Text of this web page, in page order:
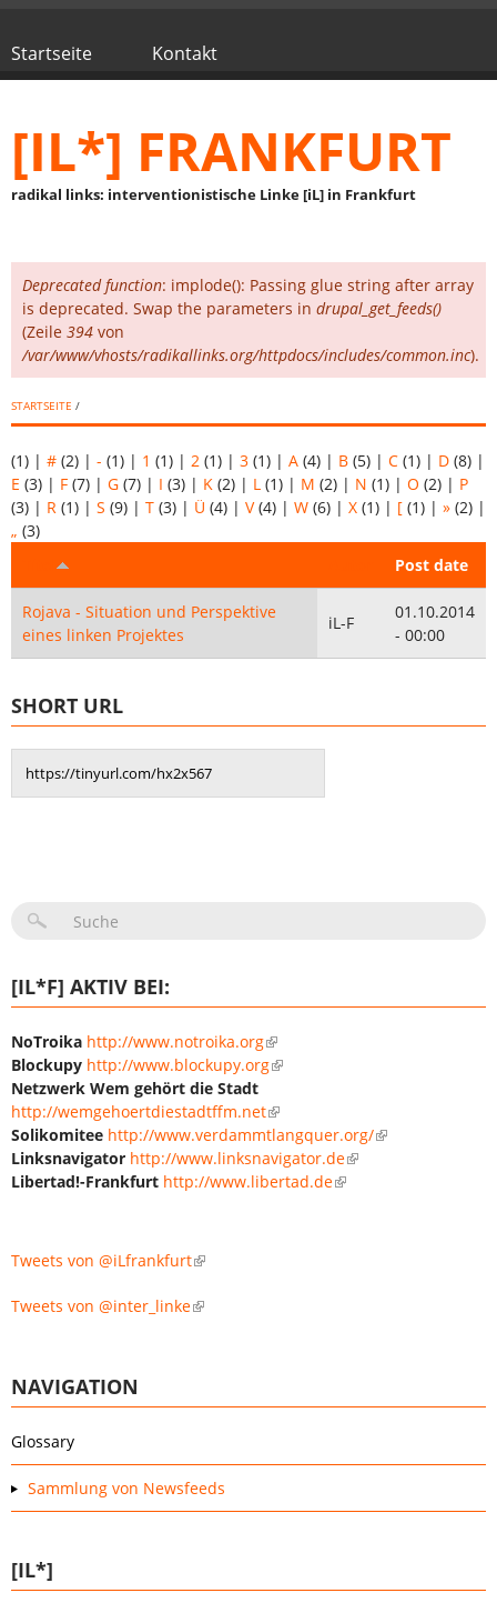
Hauptmenü
Startseite Kontakt
[IL*] FRANKFURT
radikal links: interventionistische Linke [iL] in Frankfurt
Fehlermeldung
Deprecated function: implode(): Passing glue string after array
is deprecated. Swap the parameters in drupal_get_feeds()
(Zeile 394 von
/var/www/vhosts/radikallinks.org/httpdocs/includes/common.inc).
STARTSEITE /
(1) | # (2) | - (1) | 1 (1) | 2 (1) | 3 (1) | A (4) | B (5) | C (1) | D (8) |
E (3) | F (7) | G (7) | I (3) | K (2) | L (1) | M (2) | N (1) | O (2) | P
(3) | R (1) | S (9) | T (3) | Ü (4) | V(4) | W (6) | X (1) | [ (1) | » (2) |
„ (3)
Post date
Rojava - Situation und Perspektive
eines linken Projektes
iL-F
01.10.2014
- 00:00
SHORT URL
SUCHFORMULAR
[IL*F] AKTIV BEI:
NoTroika http://www.notroika.org
Blockupy http://www.blockupy.org
Netzwerk Wem gehört die Stadt
http://wemgehoertdiestadtffm.net
Solikomitee http://www.verdammtlangquer.org/
Linksnavigator http://www.linksnavigator.de
Libertad!-Frankfurt http://www.libertad.de
Tweets von @iLfrankfurt
Tweets von @inter_linke
NAVIGATION
Glossary
Sammlung von Newsfeeds
[IL*]